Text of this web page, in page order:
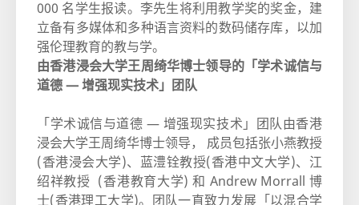
000 名学生报读。李先生将利用教学奖的奖金，建
立备有多媒体和多种语言资料的数码储存库，以加
强伦理教育的教与学。
由香港浸会大学王周绮华博士领导的「学术诚信与
道德 ― 增强现实技术」团队
「学术诚信与道德 ― 增强现实技术」团队由香港
浸会大学王周绮华博士领导， 成员包括张小燕教授
(香港浸会大学)、蓝澧铨教授(香港中文大学)、江
绍祥教授 (香港教育大学) 和 Andrew Morrall 博
士(香港理工大学)。团队一直致力发展「以混合学